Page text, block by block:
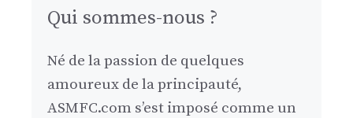
Qui sommes-nous ?
Né de la passion de quelques
amoureux de la principauté,
ASMFC.com s’est imposé comme un